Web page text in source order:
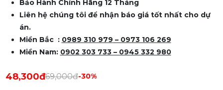
Bảo Hành Chính Hãng 12 Tháng
Liên hệ chúng tôi để nhận báo giá tốt nhất cho dự
án.
Miền Bắc : 0989 310 979 – 0973 106 269
Miền Nam: 0902 303 733 – 0945 332 980
48,300đ69,000đ-30%